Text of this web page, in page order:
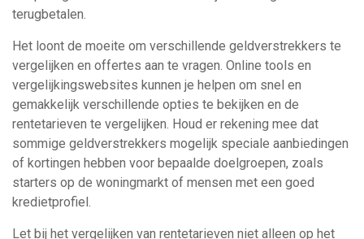
terugbetalen.
Het loont de moeite om verschillende geldverstrekkers te
vergelijken en offertes aan te vragen. Online tools en
vergelijkingswebsites kunnen je helpen om snel en
gemakkelijk verschillende opties te bekijken en de
rentetarieven te vergelijken. Houd er rekening mee dat
sommige geldverstrekkers mogelijk speciale aanbiedingen
of kortingen hebben voor bepaalde doelgroepen, zoals
starters op de woningmarkt of mensen met een goed
kredietprofiel.
Let bij het vergelijken van rentetarieven niet alleen op het